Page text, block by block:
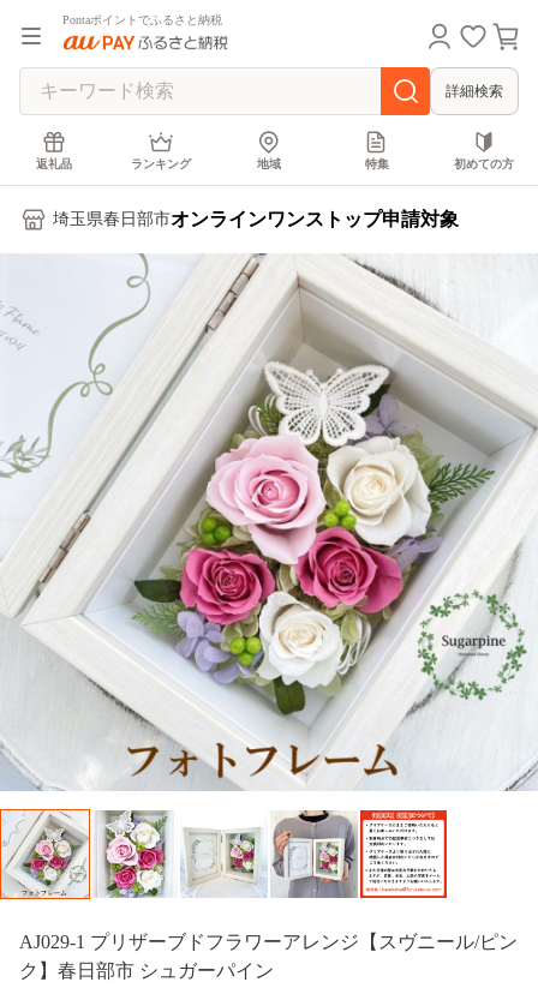
Pontaポイントでふるさと納税
詳細検索
返礼品 ランキング 地域 特集 初めての方
埼玉県春日部市オンラインワンストップ申請対象
AJ029-1 プリザーブドフラワーアレンジ【スヴニール/ピン
ク】春日部市 シュガーパイン